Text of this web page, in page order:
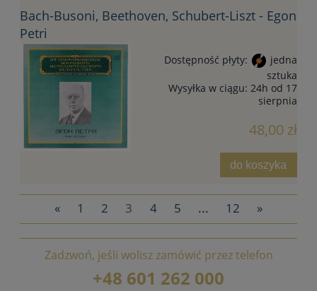
Bach-Busoni, Beethoven, Schubert-Liszt - Egon
Petri
Dostępność płyty:
jedna
sztuka
Wysyłka w ciągu: 24h od 17
sierpnia
48,00 zł
do koszyka
« 1 2 3 4 5 ... 12 »
Zadzwoń, jeśli wolisz zamówić przez telefon
+48 601 262 000